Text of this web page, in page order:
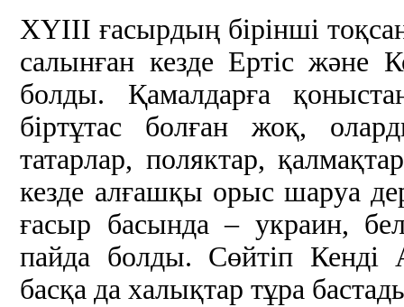
ХҮІІІ ғасырдың бірінші
салынған кезде Ертіс және
болды. Қамалдарға
біртұтас болған жоқ,
татарлар, поляктар,
кезде алғашқы орыс шаруа
ғасыр басында – украин,
пайда болды. Сөйтіп Кенді
басқа да халықтар тұра